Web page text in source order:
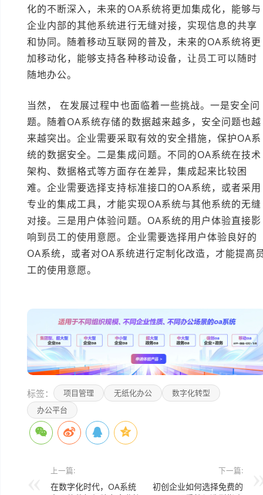
化的不断深入，未来的OA系统将更加集成化，能够与
企业内部的其他系统进行无缝对接，实现信息的共享
和协同。随着移动互联网的普及，未来的OA系统将更
加移动化，能够支持各种移动设备，让员工可以随时
随地办公。
当然， 在发展过程中也面临着一些挑战。一是安全问
题。随着OA系统存储的数据越来越多，安全问题也越
来越突出。企业需要采取有效的安全措施，保护OA系
统的数据安全。二是集成问题。不同的OA系统在技术
架构、数据格式等方面存在差异，集成起来比较困
难。企业需要选择支持标准接口的OA系统，或者采用
专业的集成工具，才能实现OA系统与其他系统的无缝
对接。三是用户体验问题。OA系统的用户体验直接影
响到员工的使用意愿。企业需要选择用户体验良好的
OA系统，或者对OA系统进行定制化改造，才能提高
工的使用意愿。
标签： 项目管理 无纸化办公
数字化转型
办公平台
上一篇:
在数字化时代，OA系统
下一篇:
初创企业如何选择免费的